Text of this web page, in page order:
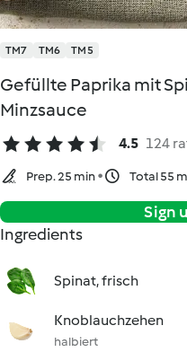
TM7 TM6 TM5
Gefüllte Paprika mit
Minzsauce
4.5 124
Prep. 25 min Total 55
Sign
Ingredients
Spinat, frisch
Knoblauchzehen
halbiert